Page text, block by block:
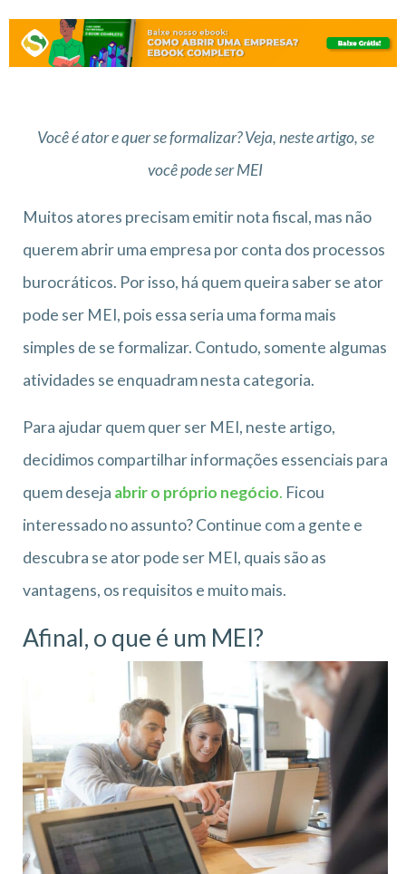
Você é ator e quer se formalizar? Veja, neste artigo, se
você pode ser MEI
Muitos atores precisam emitir nota fiscal, mas não
querem abrir uma empresa por conta dos processos
burocráticos. Por isso, há quem queira saber se ator
pode ser MEI, pois essa seria uma forma mais
simples de se formalizar. Contudo, somente algumas
atividades se enquadram nesta categoria.
Para ajudar quem quer ser MEI, neste artigo,
decidimos compartilhar informações essenciais para
quem deseja abrir o próprio negócio. Ficou
interessado no assunto? Continue com a gente e
descubra se ator pode ser MEI, quais são as
vantagens, os requisitos e muito mais.
Afinal, o que é um MEI?